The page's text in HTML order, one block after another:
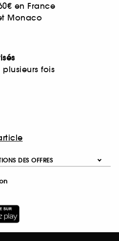
en France
Monaco
fois
DES OFFRES